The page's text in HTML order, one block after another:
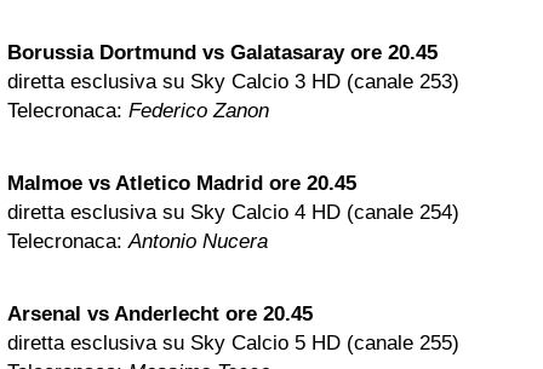
Borussia Dortmund vs Galatasaray ore 20.45
diretta esclusiva su Sky Calcio 3 HD (canale 253)
Telecronaca: Federico Zanon
Malmoe vs Atletico Madrid ore 20.45
diretta esclusiva su Sky Calcio 4 HD (canale 254)
Telecronaca:Antonio Nucera
Arsenal vs Anderlecht ore 20.45
diretta esclusiva su Sky Calcio 5 HD (canale 255)